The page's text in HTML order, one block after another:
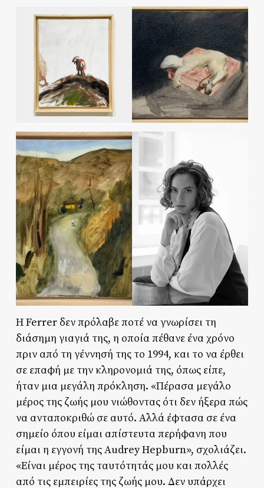
Η Ferrer δεν πρόλαβε ποτέ να γνωρίσει τη
διάσημη γιαγιά της, η οποία πέθανε ένα χρόνο
πριν από τη γέννησή της το 1994, και το να έρθει
σε επαφή με την κληρονομιά της, όπως είπε,
ήταν μια μεγάλη πρόκληση. «Πέρασα μεγάλο
μέρος της ζωής μου νιώθοντας ότι δεν ήξερα πώς
να ανταποκριθώ σε αυτό. Αλλά έφτασα σε ένα
σημείο όπου είμαι απίστευτα περήφανη που
είμαι η εγγονή της Audrey Hepburn», σχολιάζει.
«Είναι μέρος της ταυτότητάς μου και πολλές
από τις εμπειρίες της ζωής μου. Δεν υπάρχει